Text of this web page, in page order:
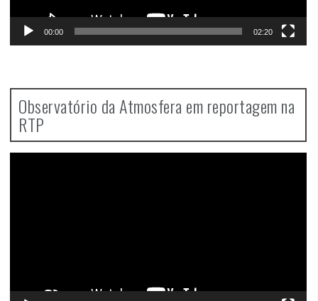
00:00 02:20
Observatório da Atmosfera em reportagem na
RTP